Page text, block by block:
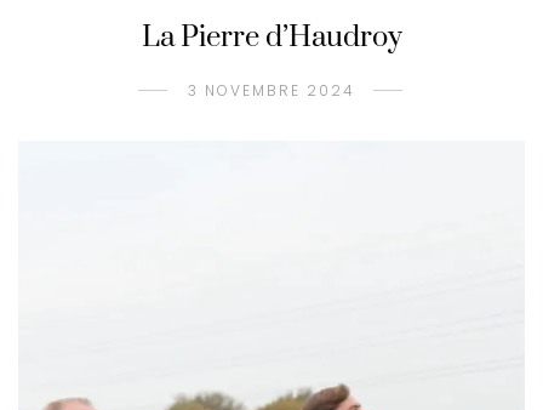
La Pierre d’Haudroy
3 NOVEMBRE 2024